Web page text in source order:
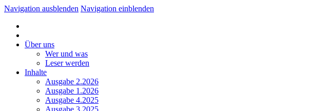
Navigation ausblenden Navigation einblenden
Über uns
Wer und was
Leser werden
Inhalte
Ausgabe 2.2026
Ausgabe 1.2026
Ausgabe 4.2025
Ausgabe 3.2025